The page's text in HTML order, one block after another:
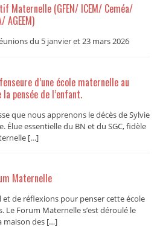
Maternelle (GFEN/ ICEM/ Ceméa/
AGEEM)
du 5 janvier et 23 mars 2026
d’une école maternelle au
pensée de l’enfant.
que nous apprenons le décès de Sylvie
Élue essentielle du BN et du SGC, fidèle
[…]
Maternelle
de réflexions pour penser cette école
Forum Maternelle s’est déroulé le
maison des […]